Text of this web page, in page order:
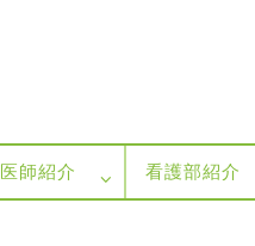
医師紹介 看護部紹介